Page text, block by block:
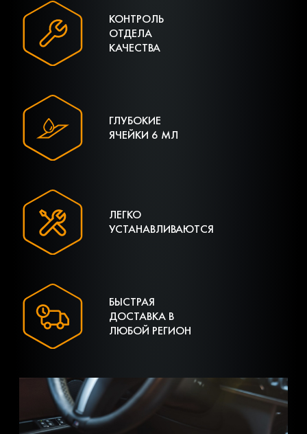
КОНТРОЛЬ
ОТДЕЛА
КАЧЕСТВА
ГЛУБОКИЕ
ЯЧЕЙКИ 6 МЛ
ЛЕГКО
УСТАНАВЛИВАЮТСЯ
БЫСТРАЯ
ДОСТАВКА В
ЛЮБОЙ РЕГИОН